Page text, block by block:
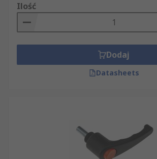
Ilość
Dodaj
Datasheets